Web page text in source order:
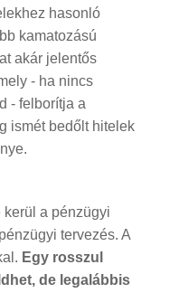
hasonló
kamatozású
akár jelentős
- ha nincs
- felborítja a
ismét bedőlt hitelek
kerül a pénzügyi
tervezés. A
Egy rosszul
de legalábbis